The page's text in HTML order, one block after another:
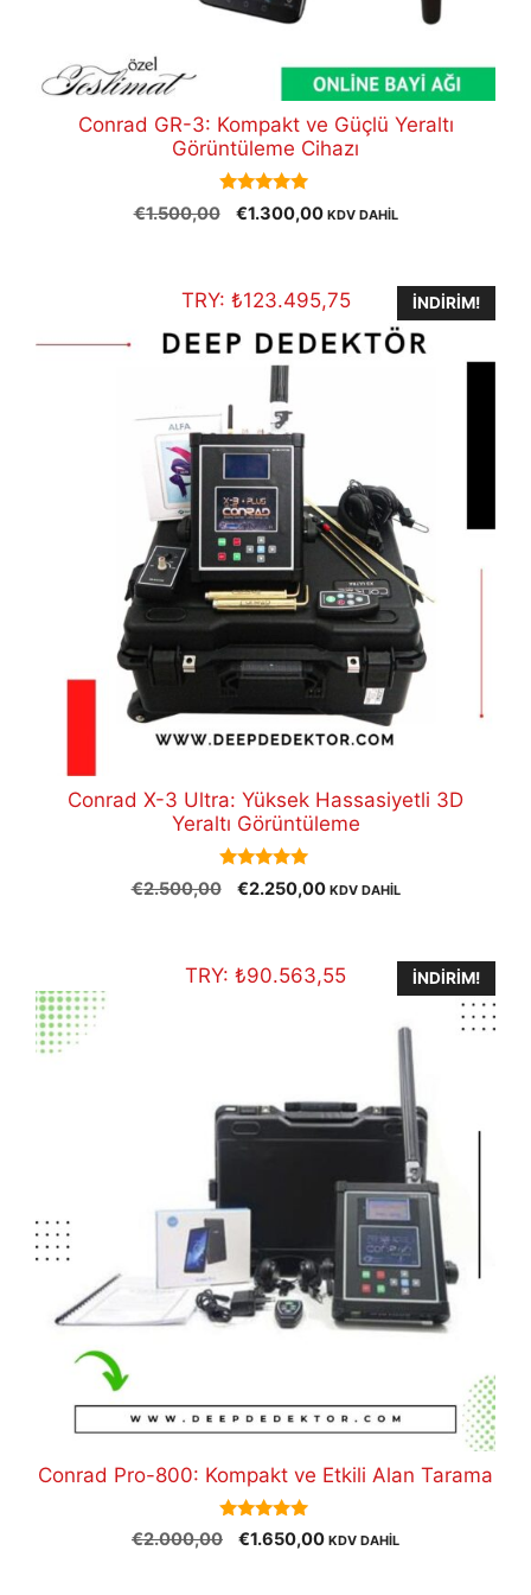
Conrad GR-3: Kompakt ve Güçlü Yeraltı
Görüntüleme Cihazı
5.00
out of 5
€1.500,00
Orijinal
€1.300,00Şu
€1.300,00.
KDV DAHİL
TRY: ₺123.495,75 İNDIRIM!
Conrad X-3 Ultra: Yüksek Hassasiyetli 3D
Yeraltı Görüntüleme
5.00
out of 5
€2.500,00
Orijinal
€2.250,00Şu
€2.250,00.
KDV DAHİL
TRY: ₺90.563,55 İNDIRIM!
Conrad Pro-800: Kompakt ve Etkili Alan Tarama
5.00
out of 5
€2.000,00
Orijinal
€1.650,00Şu
KDV DAHİL